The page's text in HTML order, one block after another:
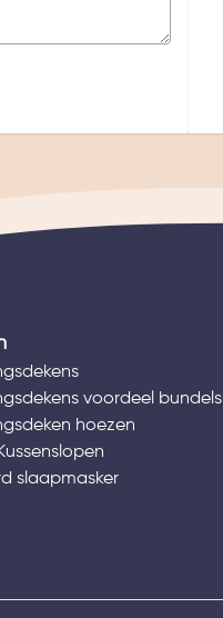
voordeel bundels
hoezen
slaapmasker